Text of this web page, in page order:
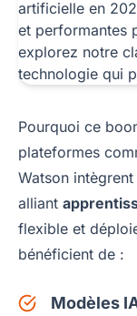
Pourquoi ce
plateformes
Watson
alliant
flexible et
bénéficient de :
Modèles